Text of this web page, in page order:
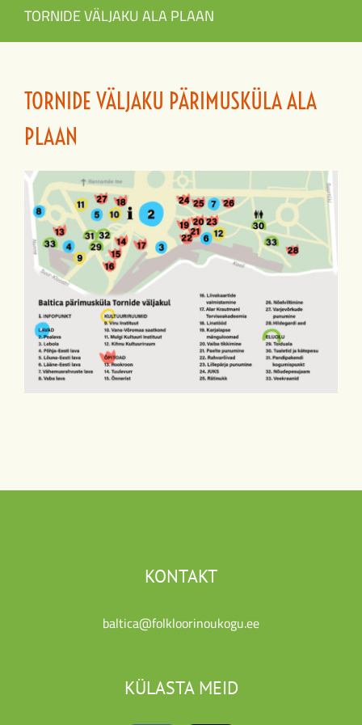
TORNIDE VÄLJAKU ALA PLAAN
TORNIDE VÄLJAKU PÄRIMUSKÜLA ALA
PLAAN
KONTAKT
baltica@folkloorinoukogu.ee
KÜLASTA MEID